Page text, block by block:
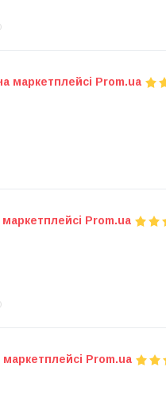
маркетплейсі Prom.ua
Prom.ua
маркетплейсі Prom.ua